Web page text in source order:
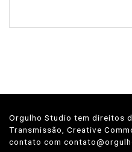
Orgulho Studio tem direitos
Transmissão, Creative
contato com